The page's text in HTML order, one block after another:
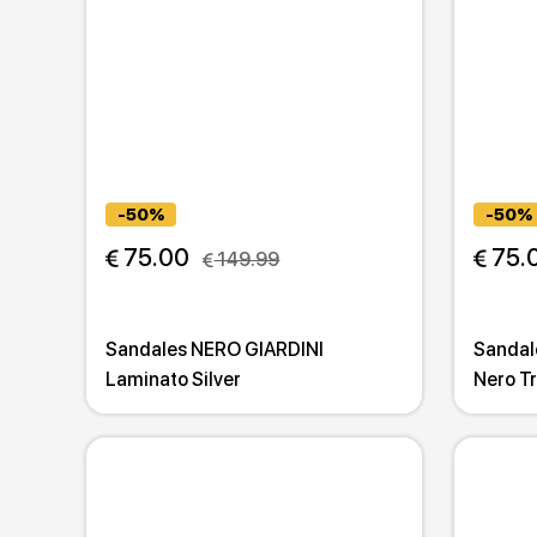
-50%
75.00 149.99
Sandales NERO GIARDINI
Laminato Silver
-50%
Nero